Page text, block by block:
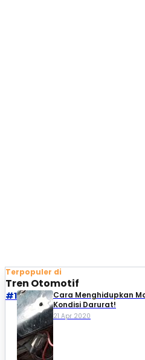
Terpopuler di
Tren Otomotif
#1
Cara Menghidupkan
Kondisi Darurat!
21 Apr 2020